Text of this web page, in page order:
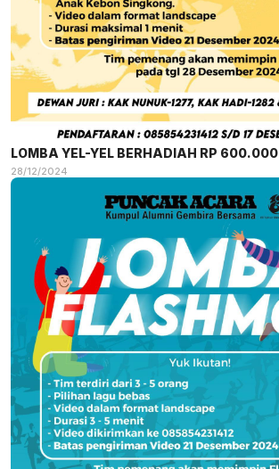
LOMBA YEL-YEL BERHADIAH RP 600.000
28/12/2024